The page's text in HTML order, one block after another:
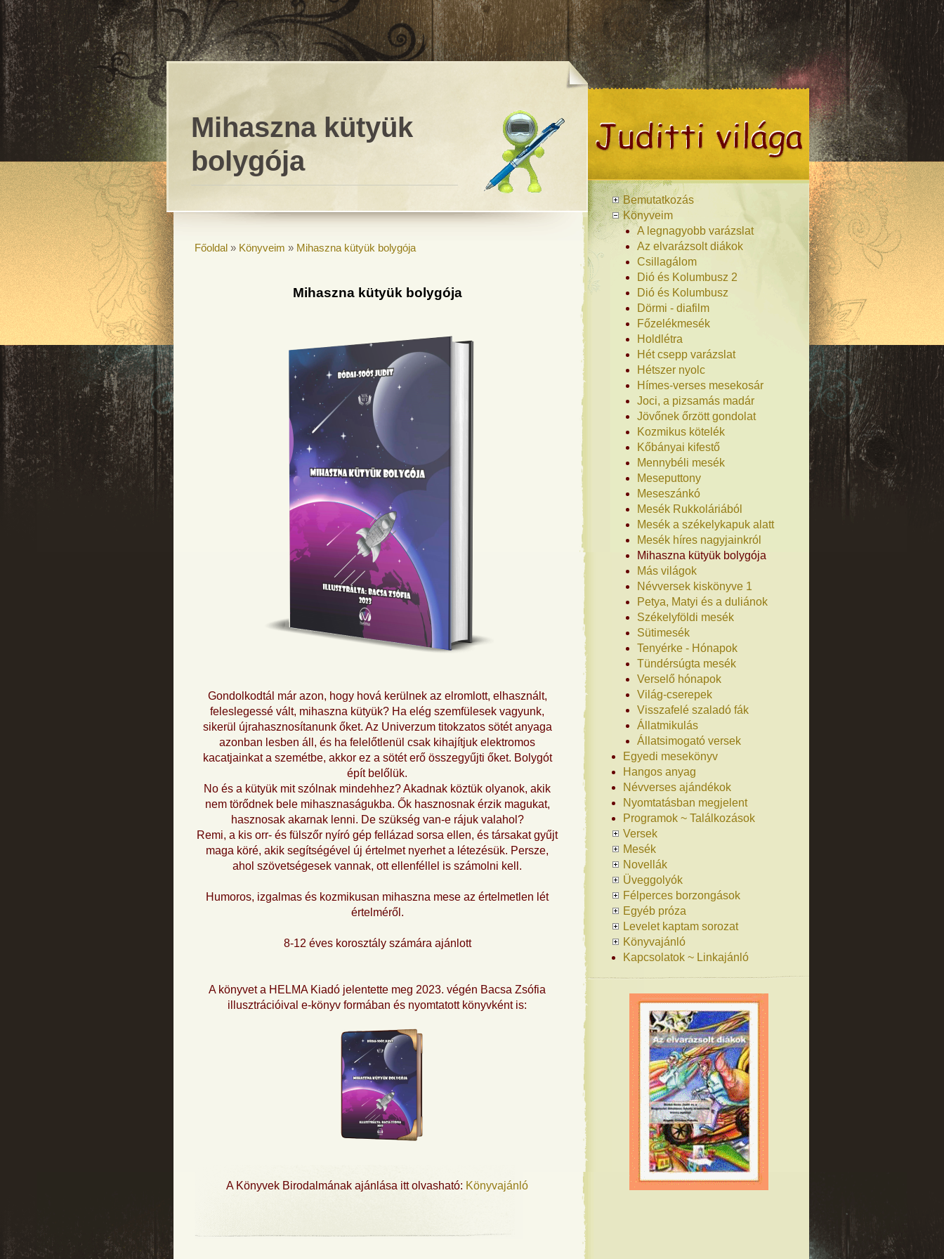
Mihaszna kütyük
bolygója
Főoldal » Könyveim » Mihaszna kütyük bolygója
Mihaszna kütyük bolygója
Gondolkodtál már azon, hogy hová kerülnek az elromlott, elhasznált,
feleslegessé vált, mihaszna kütyük? Ha elég szemfülesek vagyunk,
sikerül újrahasznosítanunk őket. Az Univerzum titokzatos sötét anyaga
azonban lesben áll, és ha felelőtlenül csak kihajítjuk elektromos
kacatjainkat a szemétbe, akkor ez a sötét erő összegyűjti őket. Bolygót
épít belőlük.
No és a kütyük mit szólnak mindehhez? Akadnak köztük olyanok, akik
nem törődnek bele mihasznaságukba. Ők hasznosnak érzik magukat,
hasznosak akarnak lenni. De szükség van-e rájuk valahol?
Remi, a kis orr- és fülszőr nyíró gép fellázad sorsa ellen, és társakat gyűjt
maga köré, akik segítségével új értelmet nyerhet a létezésük. Persze,
ahol szövetségesek vannak, ott ellenféllel is számolni kell.
Humoros, izgalmas és kozmikusan mihaszna mese az értelmetlen lét
értelméről.
8-12 éves korosztály számára ajánlott
A könyvet a HELMA Kiadó jelentette meg 2023. végén Bacsa Zsófia
illusztrációival e-könyv formában és nyomtatott könyvként is:
A Könyvek Birodalmának ajánlása itt olvasható: Könyvajánló
Bemutatkozás
Könyveim
A legnagyobb varázslat
Az elvarázsolt diákok
Csillagálom
Dió és Kolumbusz 2
Dió és Kolumbusz
Dörmi - diafilm
Főzelékmesék
Holdlétra
Hét csepp varázslat
Hétszer nyolc
Hímes-verses mesekosár
Joci, a pizsamás madár
Jövőnek őrzött gondolat
Kozmikus kötelék
Kőbányai kifestő
Mennybéli mesék
Meseputtony
Meseszánkó
Mesék Rukkoláriából
Mesék a székelykapuk alatt
Mesék híres nagyjainkról
Mihaszna kütyük bolygója
Más világok
Névversek kiskönyve 1
Petya, Matyi és a duliánok
Székelyföldi mesék
Sütimesék
Tenyérke - Hónapok
Tündérsúgta mesék
Verselő hónapok
Világ-cserepek
Visszafelé szaladó fák
Állatmikulás
Állatsimogató versek
Egyedi mesekönyv
Hangos anyag
Névverses ajándékok
Nyomtatásban megjelent
Programok ~ Találkozások
Versek
Mesék
Novellák
Üveggolyók
Félperces borzongások
Egyéb próza
Levelet kaptam sorozat
Könyvajánló
Kapcsolatok ~ Linkajánló